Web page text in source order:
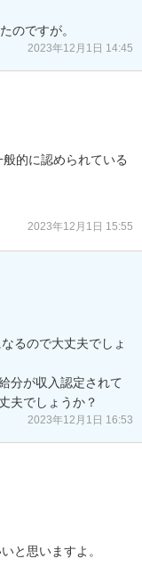
2023年12月1日 14:45
的に認められている
2023年12月1日 15:55
るので大丈夫でしょ
分が収入認定されて
夫でしょうか？
2023年12月1日 16:53
と思いますよ。